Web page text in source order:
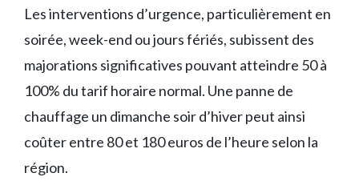
Les interventions d’urgence, particulièrement en
soirée, week-end ou jours fériés, subissent des
majorations significatives pouvant atteindre 50 à
100% du tarif horaire normal. Une panne de
chauffage un dimanche soir d’hiver peut ainsi
coûter entre 80 et 180 euros de l’heure selon la
région.